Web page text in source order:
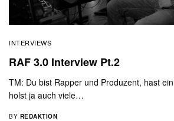
INTERVIEWS
RAF 3.0 Interview Pt.2
TM: Du bist Rapper und Produzent, hast
holst ja auch viele…
BY REDAKTION